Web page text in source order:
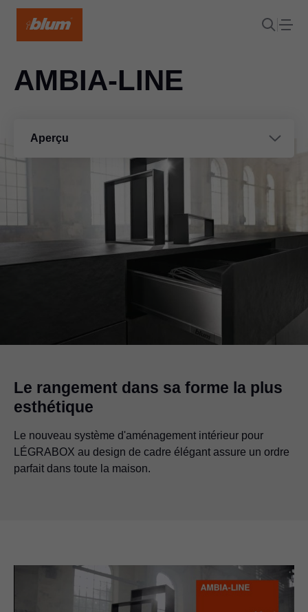
Aperçu
AMBIA-LINE
Le rangement dans sa forme la plus
esthétique
Le nouveau système d'aménagement intérieur pour
LÉGRABOX au design de cadre élégant assure un ordre
parfait dans toute la maison.